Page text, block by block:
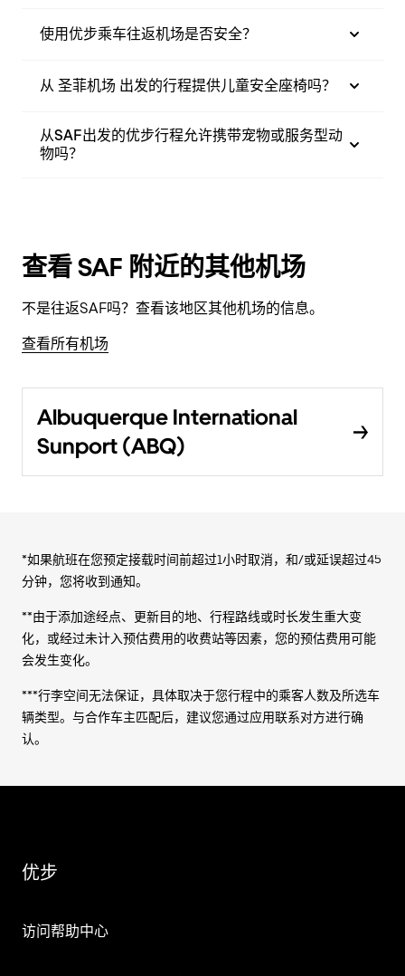
使用优步乘车往返机场是否安全？
从 圣菲机场 出发的行程提供儿童安全座椅吗？
从SAF出发的优步行程允许携带宠物或服务型动
物吗？
查看 SAF 附近的其他机场
不是往返SAF吗？查看该地区其他机场的信息。
查看所有机场
Albuquerque International
Sunport (ABQ)
*如果航班在您预定接载时间前超过1小时取消，和/或延误超过45
分钟，您将收到通知。
**由于添加途经点、更新目的地、行程路线或时长发生重大变
化，或经过未计入预估费用的收费站等因素，您的预估费用可能
会发生变化。
***行李空间无法保证，具体取决于您行程中的乘客人数及所选车
辆类型。与合作车主匹配后，建议您通过应用联系对方进行确
认。
优步
访问帮助中心